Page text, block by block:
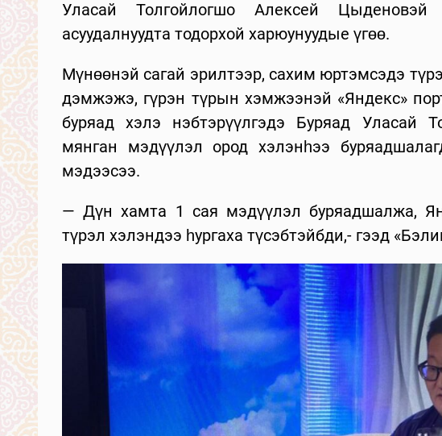
Уласай Толгойлогшо Алексей Цыденовэй
асуудалнуудта тодорхой харюунуудые үгөө.
Мүнөөнэй сагай эрилтээр, сахим юртэмсэдэ
дэмжэжэ, гүрэн түрын хэмжээнэй «Яндекс»
буряад хэлэ нэбтэрүүлгэдэ Буряад Уласай
мянган мэдүүлэл ород хэлэнһээ
мэдээсээ.
— Дүн хамта 1 сая мэдүүлэл буряадшалжа,
түрэл хэлэндээ һургаха түсэбтэйбди,- гээд